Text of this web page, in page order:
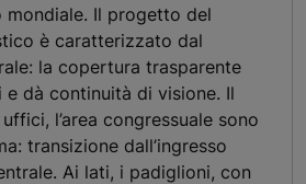
Il progetto del
è caratterizzato dal
la copertura trasparente
dà continuità di visione. Il
l’area congressuale sono
transizione dall’ingresso
Ai lati, i padiglioni, con